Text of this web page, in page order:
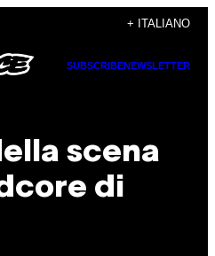
+ ITALIANO
SUBSCRIBENEWSLETTER
scena
di